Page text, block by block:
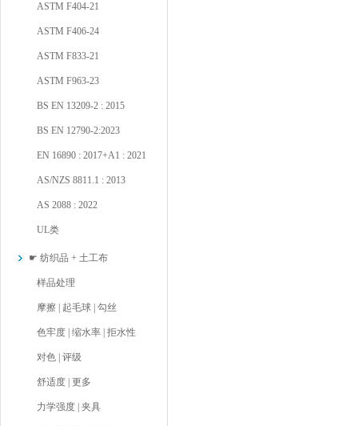
ASTM F404-21
ASTM F406-24
ASTM F833-21
ASTM F963-23
BS EN 13209-2 : 2015
BS EN 12790-2:2023
EN 16890 : 2017+A1 : 2021
AS/NZS 8811.1 : 2013
AS 2088 : 2022
UL类
☛ 纺织品 + 土工布
样品处理
摩擦 | 起毛球 | 勾丝
色牢度 | 缩水率 | 拒水性
对色 | 评级
舒适度 | 更多
力学强度 | 夹具